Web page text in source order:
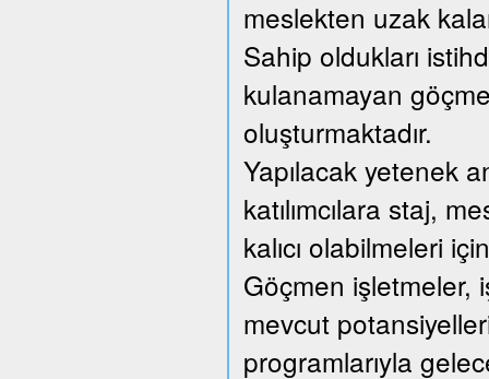
meslekten uzak
Sahip oldukları
kulanamayan
oluşturmaktadır.
Yapılacak yetenek
katılımcılara staj,
kalıcı olabilmeleri
Göçmen işletmeler,
mevcut
programlarıyla